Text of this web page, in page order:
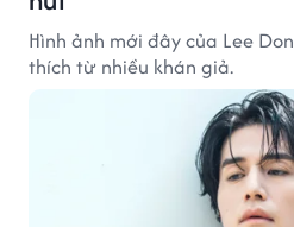
Hình ảnh mới đây của Lee
thích từ nhiều khán giả.